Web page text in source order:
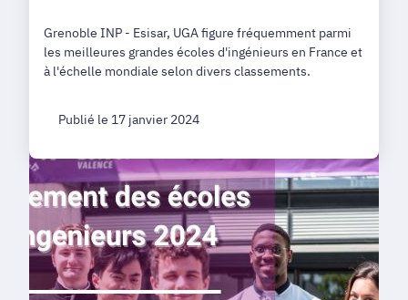
Grenoble INP - Esisar, UGA figure fréquemment parmi
les meilleures grandes écoles d'ingénieurs en France et
à l'échelle mondiale selon divers classements.
Publié le 17 janvier 2024